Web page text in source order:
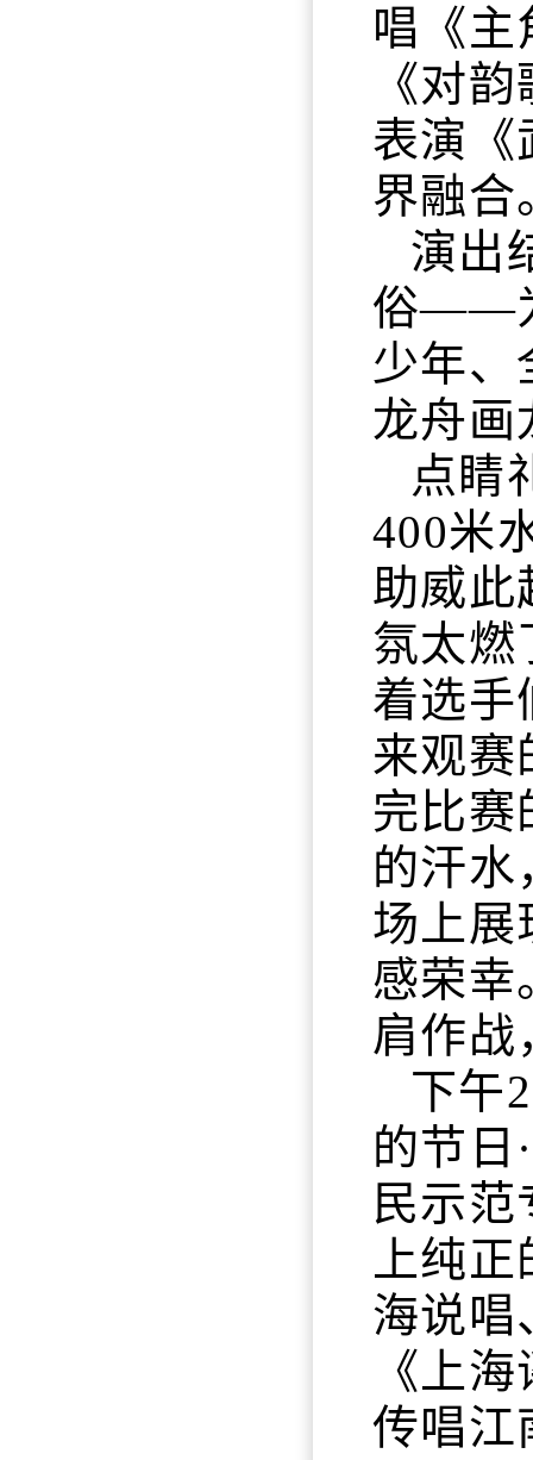
唱《主
《对
表演《
界融合
演出
俗——
少年、
龙舟画
点睛
400米
助威此
氛太燃
着选手
来观赛
完比赛
的汗水
场上展
感荣幸
肩作战
下午
的节日
民示
上纯
海说唱
《上
传唱江